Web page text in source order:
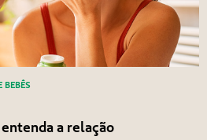
BEBÊS
a relação